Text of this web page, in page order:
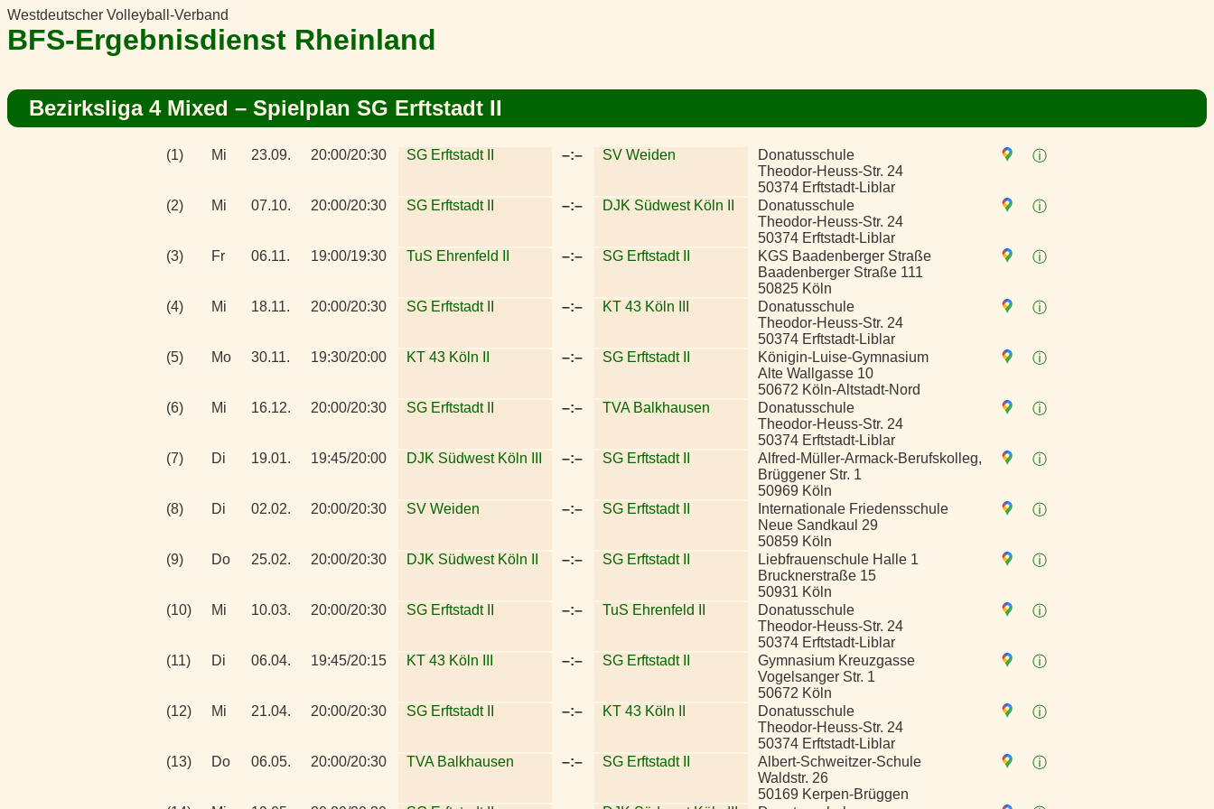
Westdeutscher Volleyball-Verband
BFS-Ergebnisdienst Rheinland
Bezirksliga 4 Mixed – Spielplan SG Erftstadt II
(1) Mi 23.09. 20:00/20:30 SG Erftstadt II –:– SV Weiden
Donatusschule
Theodor-Heuss-Str. 24
50374 Erftstadt-Liblar
ⓘ
(2) Mi 07.10. 20:00/20:30 SG Erftstadt II –:– DJK Südwest Köln II
Donatusschule
Theodor-Heuss-Str. 24
50374 Erftstadt-Liblar
ⓘ
(3) Fr 06.11. 19:00/19:30 TuS Ehrenfeld II –:– SG Erftstadt II
KGS Baadenberger Straße
Baadenberger Straße 111
50825 Köln
ⓘ
(4) Mi 18.11. 20:00/20:30 SG Erftstadt II –:– KT 43 Köln III
Donatusschule
Theodor-Heuss-Str. 24
50374 Erftstadt-Liblar
ⓘ
(5) Mo 30.11. 19:30/20:00 KT 43 Köln II –:– SG Erftstadt II
Königin-Luise-Gymnasium
Alte Wallgasse 10
50672 Köln-Altstadt-Nord
ⓘ
(6) Mi 16.12. 20:00/20:30 SG Erftstadt II –:– TVA Balkhausen
Donatusschule
Theodor-Heuss-Str. 24
50374 Erftstadt-Liblar
ⓘ
(7) Di 19.01. 19:45/20:00 DJK Südwest Köln III –:– SG Erftstadt II
Alfred-Müller-Armack-Berufskolleg,
Brüggener Str. 1
50969 Köln
ⓘ
(8) Di 02.02. 20:00/20:30 SV Weiden –:– SG Erftstadt II
Internationale Friedensschule
Neue Sandkaul 29
50859 Köln
ⓘ
(9) Do 25.02. 20:00/20:30 DJK Südwest Köln II –:– SG Erftstadt II
Liebfrauenschule Halle 1
Brucknerstraße 15
50931 Köln
ⓘ
(10) Mi 10.03. 20:00/20:30 SG Erftstadt II –:– TuS Ehrenfeld II
Donatusschule
Theodor-Heuss-Str. 24
50374 Erftstadt-Liblar
ⓘ
(11) Di 06.04. 19:45/20:15 KT 43 Köln III –:– SG Erftstadt II
Gymnasium Kreuzgasse
Vogelsanger Str. 1
50672 Köln
ⓘ
(12) Mi 21.04. 20:00/20:30 SG Erftstadt II –:– KT 43 Köln II
Donatusschule
Theodor-Heuss-Str. 24
50374 Erftstadt-Liblar
ⓘ
(13) Do 06.05. 20:00/20:30 TVA Balkhausen –:– SG Erftstadt II
Albert-Schweitzer-Schule
Waldstr. 26
50169 Kerpen-Brüggen
ⓘ